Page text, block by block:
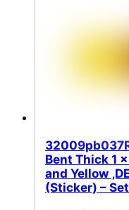
Bent Thick 1
and Yellow
(Sticker) –